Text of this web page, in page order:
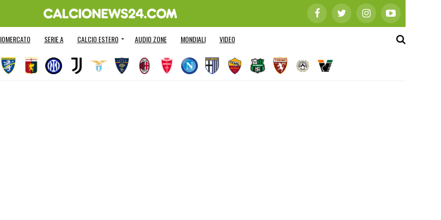
SERIE A CALCIO ESTERO AUDIO ZONE MONDIALI VIDEO